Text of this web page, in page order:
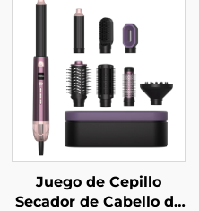
Malla Cerámica y
Secador de Cabello
Iónico Negativo
Juego de Cepillo
Secador de Cabello de